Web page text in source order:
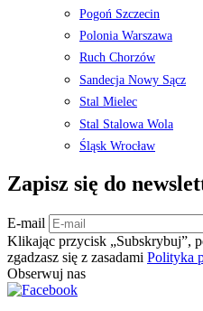
Pogoń Szczecin
Polonia Warszawa
Ruch Chorzów
Sandecja Nowy Sącz
Stal Mielec
Stal Stalowa Wola
Śląsk Wrocław
Zapisz się do
E-mail
Klikając przycisk „Subskrybuj”,
zgadzasz się z zasadami Polityka
Obserwuj nas